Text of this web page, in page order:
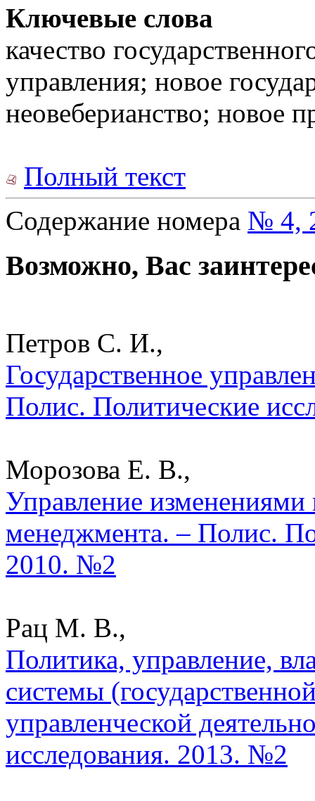
Ключевые слова
качество
управления; новое
неовеберианство; новое
Полный текст
Содержание номера № 4,
Возможно, Вас
Петров С. И.,
Государственное
Полис. Политические
Морозова Е. В.,
Управление изменениями
менеджмента. – Полис.
2010. №2
Рац М. В.,
Политика, управление,
системы
управленческой
исследования. 2013. №2